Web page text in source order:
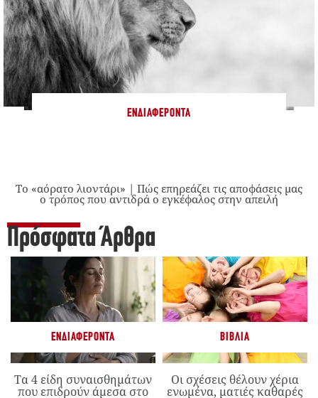
ΕΝΔΙΑΦΈΡΟΝΤΑ
Το «αόρατο λιοντάρι» | Πώς επηρεάζει τις αποφάσεις μας
ο τρόπος που αντιδρά ο εγκέφαλος στην απειλή
Πρόσφατα Άρθρα
ΕΝΔΙΑΦΈΡΟΝΤΑ
Τα 4 είδη συναισθημάτων
που επιδρούν άμεσα στο
ΒΙΒΛΊΑ
Οι σχέσεις θέλουν χέρια
ενωμένα, ματιές καθαρές